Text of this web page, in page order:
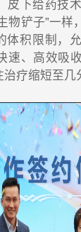
皮下给药技
物铲子”一样
体积限制，
速、高效吸
疗缩短至几